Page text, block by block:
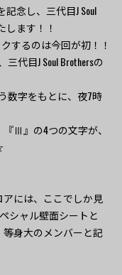
記念し、三代目J Soul
します！！
するのは今回が初！！
代目J Soul Brothersの
数字をもとに、夜7時
『Ⅲ』の4つの文字が、
には、ここでしか見
シャル壁面シートと
身大のメンバーと記